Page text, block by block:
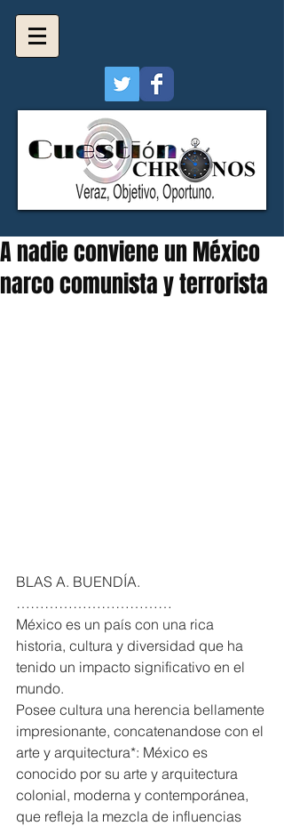
A nadie conviene un México
narco comunista y terrorista
BLAS A. BUENDÍA.
……………………………
México es un país con una rica
historia, cultura y diversidad que ha
tenido un impacto significativo en el
mundo.
Posee cultura una herencia bellamente
impresionante, concatenandose con el
arte y arquitectura*: México es
conocido por su arte y arquitectura
colonial, moderna y contemporánea,
que refleja la mezcla de influencias